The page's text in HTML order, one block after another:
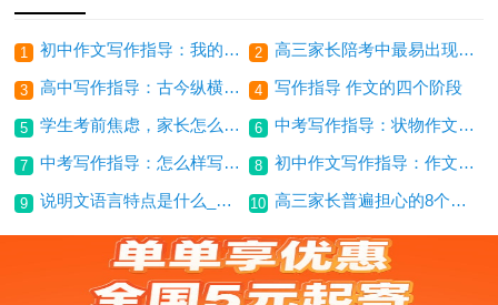
1 初中作文写作指导：我的写作妙诀 2 高三家长陪考中最易出现的三大心理问题
3 高中写作指导：古今纵横选材 4 写作指导 作文的四个阶段
5 学生考前焦虑，家长怎么办_2000字 6 中考写作指导：状物作文写作方法_1200字
7 中考写作指导：怎么样写出高分作文（三）_800字 8 初中作文写作指导：作文写作指导之虚实结合
9 说明文语言特点是什么_小学生作文指导 10 高三家长普遍担心的8个问题 你一定也遇到了